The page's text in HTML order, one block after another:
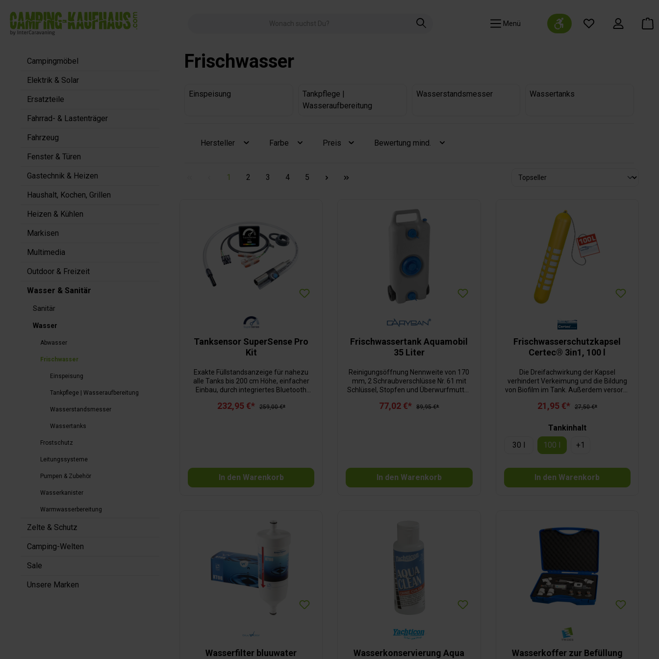
Zur Hauptnavigation springen
Navigation Werkzeugleiste anzeigen
Campingmöbel
Elektrik & Solar
Ersatzteile
Fahrrad- & Lastenträger
Fahrzeug
Fenster & Türen
Gastechnik & Heizen
Haushalt, Kochen, Grillen
Heizen & Kühlen
Markisen
Multimedia
Outdoor & Freizeit
Wasser & Sanitär
Sanitär
Wasser
Abwasser
Frischwasser
Einspeisung
Tankpflege | Wasseraufbereitung
Wasserstandsmesser
Wassertanks
Frostschutz
Leitungssysteme
Pumpen & Zubehör
Wasserkanister
Warmwasserbereitung
Zelte & Schutz
Camping-Welten
Sale
Unsere Marken
Frischwasser
Einspeisung
Tankpflege |
Wasseraufbereitung
Wasserstandsmesser Wassertanks
Hersteller Farbe Preis Bewertung mind.
1 2 3 4 5
Tanksensor SuperSense Pro
Kit
Exakte Füllstandsanzeige für nahezu
alle Tanks bis 200 cm Höhe, einfacher
Einbau, durch integriertes Bluetooth
per Kabel mit einem kompatiblen Display.
Schwarzwassertanksfür die Montage im
Fahrzeuginneren mehrere Sensoren
können gleichzeitig mit der App
externe Displays und PanelsPro
oben oder der Seite möglich
232,95 €* 259,00 €*
In den Warenkorb
Frischwassertank Aquamobil
35 Liter
Reinigungsöffnung Nennweite von 170
mm, 2 Schraubverschlüsse Nr. 61 mit
Schlüssel, Stopfen und Überwurfmutter
mühelos 35 Liter zu transportieren.
77,02 €* 89,95 €*
In den Warenkorb
Frischwasserschutzkapsel
Certec® 3in1, 100 l
Die Dreifachwirkung der Kapsel
verhindert Verkeimung und die Bildung
von Biofilm im Tank. Außerdem versorgt
die Negativionenabgabe von selbst.
Nylonschnur mit Kontrollplakette. Hält bis
21,95 €* 27,50 €*
Tankinhalt
30 l
100 l +1
In den Warenkorb
Wasserfilter bluuwater
Wasserkonservierung Aqua
Wasserkoffer zur Befüllung